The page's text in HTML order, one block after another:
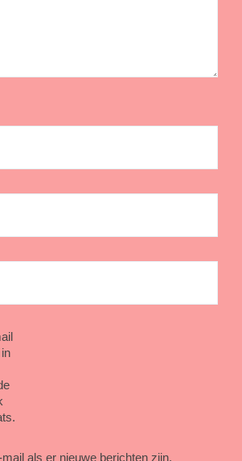
als er nieuwe berichten zijn.